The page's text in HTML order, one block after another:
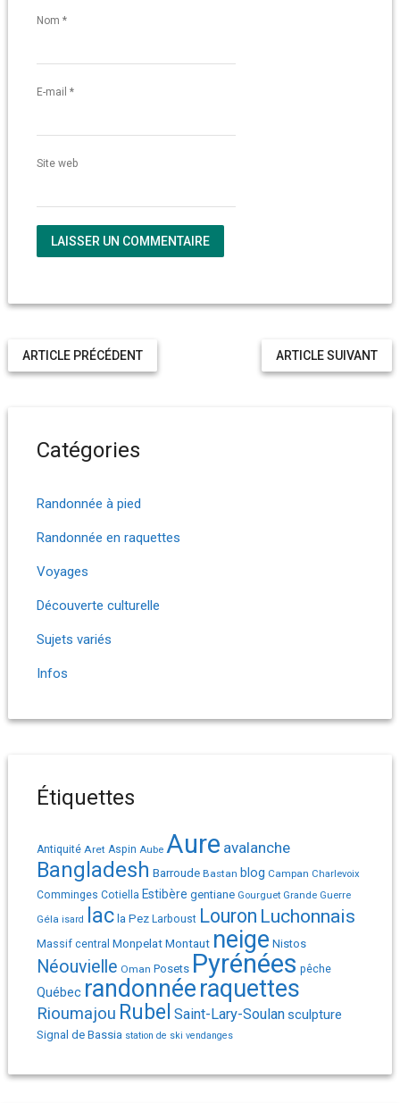
Nom *
E-mail *
Site web
ARTICLE SUIVANT
ARTICLE PRÉCÉDENT
Catégories
Randonnée à pied
Randonnée en raquettes
Voyages
Découverte culturelle
Sujets variés
Infos
Étiquettes
Antiquité Aret Aspin Aube Aure avalanche
Bangladesh Barroude Bastan blog Campan Charlevoix
Comminges Cotiella Estibère gentiane Gourguet Grande Guerre
Géla isard lac la Pez Larboust Louron Luchonnais
Massif central MonpelatMontaut neige Nistos
Néouvielle Oman Posets Pyrénées pêche
Québec randonnéeraquettes
Rioumajou Rubel Saint-Lary-Soulansculpture
Signal de Bassia station de ski vendanges